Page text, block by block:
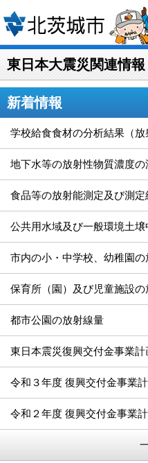
東日本大震災関連情報
新着情報
学校給食食材の分析結果（放
地下水等の放射性物質濃度の
食品等の放射能測定及び測定
市内の小・中学校、幼稚園の
保育所（園）及び児童施設の
都市公園の放射線量
東日本震災復興交付金事業
令和３年度 復興交付金事業
令和２年度 復興交付金事業